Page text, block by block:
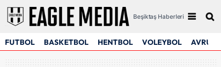
Beşiktaş Haberleri
FUTBOL BASKETBOL HENTBOL VOLEYBOL